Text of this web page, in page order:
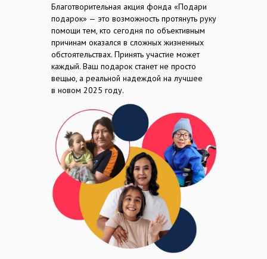
Благотворительная акция фонда «Подари
подарок» — это возможность протянуть руку
помощи тем, кто сегодня по объективным
причинам оказался в сложных жизненных
обстоятельствах. Принять участие может
каждый. Ваш подарок станет не просто
вещью, а реальной надеждой на лучшее
в новом 2025 году.